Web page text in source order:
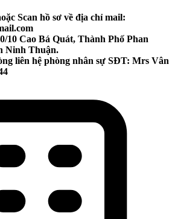
Scan hồ sơ về địa chỉ mail:
10 Cao Bá Quát, Thành Phố Phan
Ninh Thuận.
liên hệ phòng nhân sự SĐT: Mrs Vân